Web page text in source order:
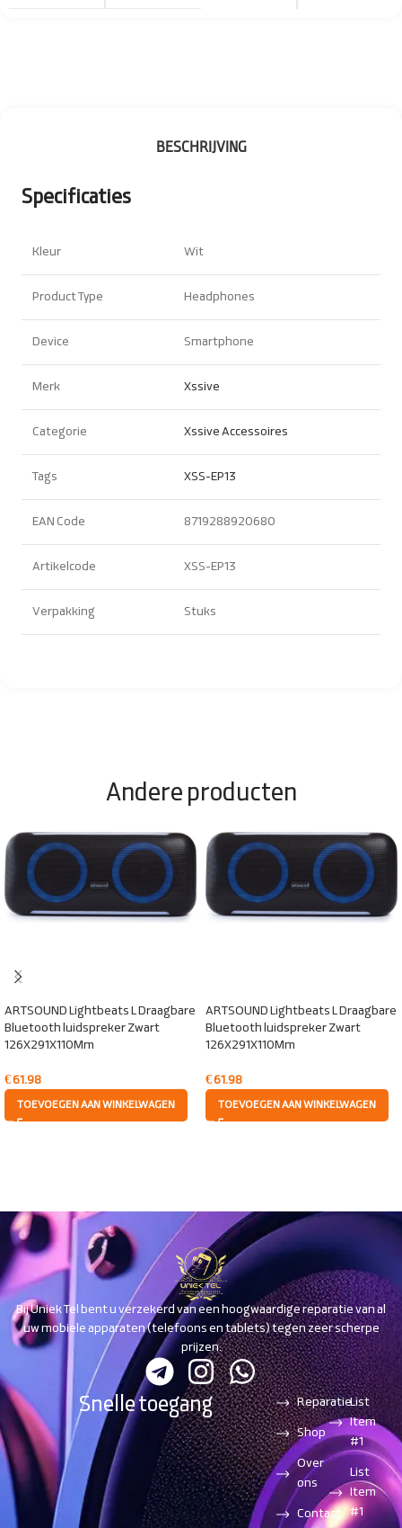
BESCHRIJVING
Specificaties
Kleur Wit
Product Type Headphones
Device Smartphone
Merk Xssive
Categorie Xssive Accessoires
Tags XSS-EP13
EAN Code 8719288920680
Artikelcode XSS-EP13
Verpakking Stuks
Andere producten
ARTSOUND Lightbeats L Draagbare
Bluetooth luidspreker Zwart
126X291X110Mm
€61.98
TOEVOEGEN AAN WINKELWAGEN
ARTSOUND Lightbeats L Draagbare
Bluetooth luidspreker Zwart
126X291X110Mm
€61.98
TOEVOEGEN AAN WINKELWAGEN
Bij Uniek Tel bent u verzekerd van een hoogwaardige reparatie van al
uw mobiele apparaten (telefoons en tablets) tegen zeer scherpe
prijzen.
Snelle toegang
Reparatie
Shop
Over
ons
Contact
List
Item
#1
List
Item
#1